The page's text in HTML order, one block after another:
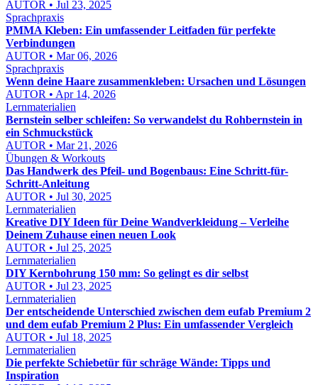
AUTOR • Jul 23, 2025
Sprachpraxis
PMMA Kleben: Ein umfassender Leitfaden für perfekte
Verbindungen
AUTOR • Mar 06, 2026
Sprachpraxis
Wenn deine Haare zusammenkleben: Ursachen und Lösungen
AUTOR • Apr 14, 2026
Lernmaterialien
Bernstein selber schleifen: So verwandelst du Rohbernstein in
ein Schmuckstück
AUTOR • Mar 21, 2026
Übungen & Workouts
Das Handwerk des Pfeil- und Bogenbaus: Eine Schritt-für-
Schritt-Anleitung
AUTOR • Jul 30, 2025
Lernmaterialien
Kreative DIY Ideen für Deine Wandverkleidung – Verleihe
Deinem Zuhause einen neuen Look
AUTOR • Jul 25, 2025
Lernmaterialien
DIY Kernbohrung 150 mm: So gelingt es dir selbst
AUTOR • Jul 23, 2025
Lernmaterialien
Der entscheidende Unterschied zwischen dem eufab Premium 2
und dem eufab Premium 2 Plus: Ein umfassender Vergleich
AUTOR • Jul 18, 2025
Lernmaterialien
Die perfekte Schiebetür für schräge Wände: Tipps und
Inspiration